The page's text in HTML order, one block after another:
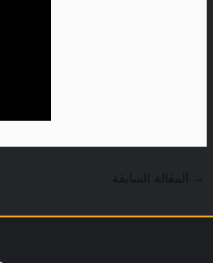
→المقالة السابقة